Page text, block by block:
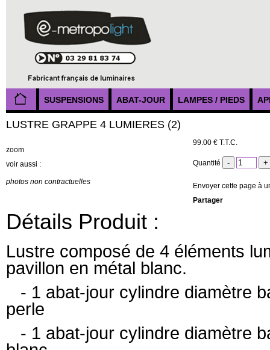
SUSPENSIONS ABAT-JOUR LAMPES / PIEDS
LUSTRE GRAPPE 4 LUMIERES (2)
zoom
voir aussi :
photos non contractuelles
99.00 € T.T.C.
Quantité
Envoyer cette page à
Partager
Détails Produit :
Lustre composé de 4 éléments
pavillon en métal blanc.
- 1 abat-jour cylindre diamètre
perle
- 1 abat-jour cylindre diamètre